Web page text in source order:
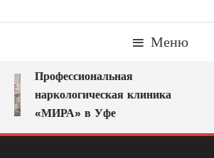
Меню
Профессиональная
наркологическая клиника
«МИРА» в Уфе